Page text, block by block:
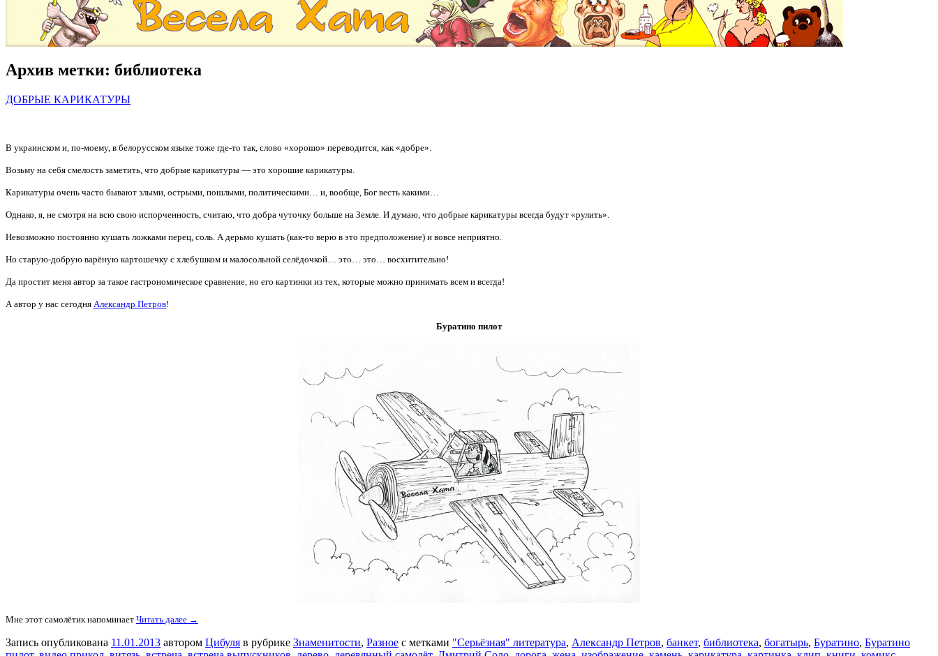
Архив метки: библиотека
ДОБРЫЕ КАРИКАТУРЫ
В украинском и, по-моему, в белорусском языке тоже где-то так, слово «хорошо» переводится, как «добре».
Возьму на себя смелость заметить, что добрые карикатуры — это хорошие карикатуры.
Карикатуры очень часто бывают злыми, острыми, пошлыми, политическими… и, вообще, Бог весть какими…
Однако, я, не смотря на всю свою испорченность, считаю, что добра чуточку больше на Земле. И думаю, что добрые карикатуры всегда будут «рулить».
Невозможно постоянно кушать ложками перец, соль. А дерьмо кушать (как-то верю в это предположение) и вовсе неприятно.
Но старую-добрую варёную картошечку с хлебушком и малосольной селёдочкой… это… это… восхитительно!
Да простит меня автор за такое гастрономическое сравнение, но его картинки из тех, которые можно принимать всем и всегда!
А автор у нас сегодня Александр Петров!
Буратино пилот
Мне этот самолётик напоминает Читать далее →
Запись опубликована 11.01.2013 автором Цибуля в рубрике Знаменитости, Разное с метками "Серьёзная" литература, Александр Петров, банкет, библиотека, богатырь, Буратино, Буратино